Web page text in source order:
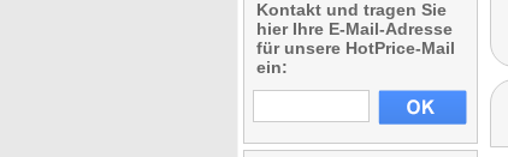
Kontakt und tragen Sie
hier Ihre E-Mail-Adresse
für unsere HotPrice-Mail
ein: